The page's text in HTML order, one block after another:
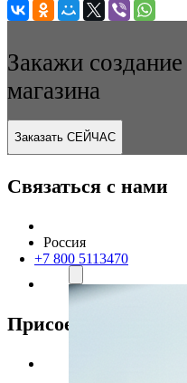
Закажи
магазина
Заказать СЕЙЧАС
Связаться с нами
Россия
+7 800 5113470
Присоединяйтесь к